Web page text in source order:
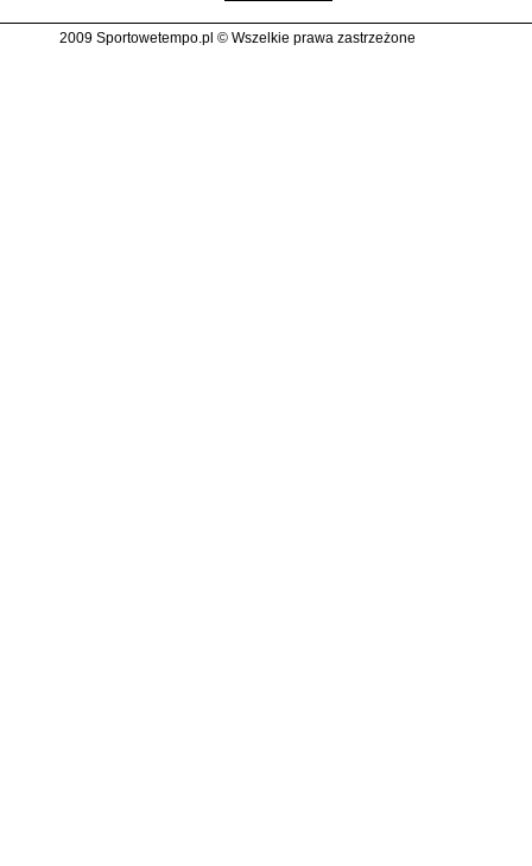
2009 Sportowetempo.pl © Wszelkie prawa zastrzeżone